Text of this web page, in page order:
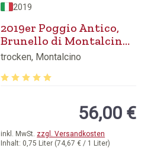
2019
2019er Poggio Antico,
Brunello di Montalcino,
DOCG Toscana
trocken, Montalcino
Inhalt: 0,75 Liter (74,67 € / 1 Liter)
inkl. MwSt. zzgl. Versandkosten
56,00 €